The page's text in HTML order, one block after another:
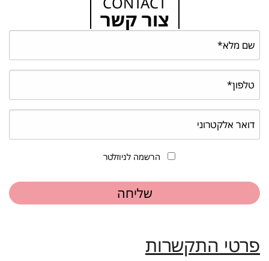
צור קשר
הרשמה לניוזלטר
פרטי התקשרות